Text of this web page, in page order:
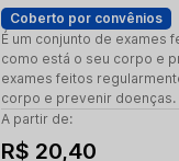
Coberto por convênios
É um conjunto de exames
como está o seu corpo e
exames feitos
corpo e prevenir doenças.
A partir de:
R$ 20,40